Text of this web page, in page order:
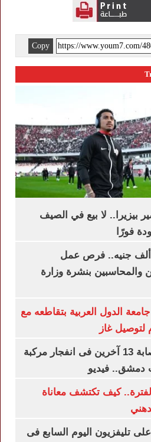
Copy
بيزيرا.. لا بيع في الصيف
فورًا
برواتب تصل لـ16 ألف جنيه.. فرص عمل
والمحاسبين بنشرة وزارة
الدول العربية بتقاطعه مع
مقتل شخصين وإصابة 13 آخرين فى انفجار مركبة
دمشق.. فيديو
كيف تكتشف معاناة
تليفزيون اليوم السابع فى